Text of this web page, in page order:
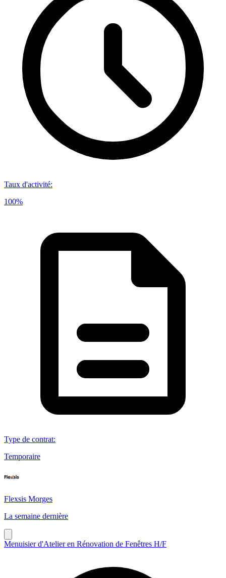
Taux d'activité:
100%
Type de contrat:
Temporaire
Flexsis Morges
La semaine dernière
Menuisier d'Atelier en Rénovation de Fenêtres H/F